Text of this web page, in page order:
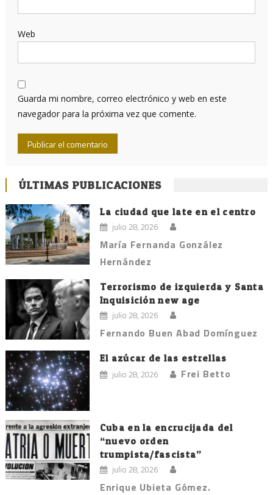
Web
Guarda mi nombre, correo electrónico y web en este
navegador para la próxima vez que comente.
ÚLTIMAS PUBLICACIONES
La ciudad que late en el centro
julio 28, 2026
María Fernanda González
Hernández
Terrorismo de izquierda y Santa
Inquisición new age
julio 28, 2026
Fernando Buen Abad Domínguez
El azúcar de las estrellas
julio 28, 2026 Frei Betto
Cuba en la encrucijada del
“nuevo orden
trumpista/fascista”
julio 28, 2026
Enrique Ubieta Gómez.